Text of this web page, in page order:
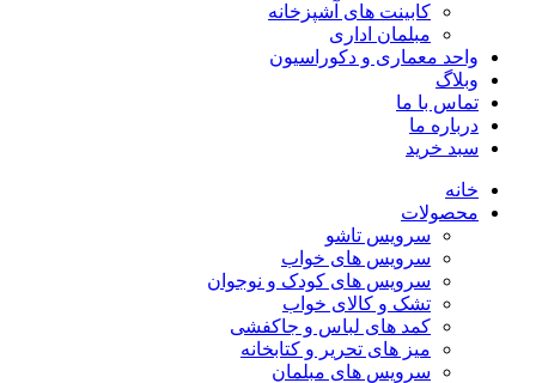
کابینت های آشپزخانه
مبلمان اداری
واحد معماری و دکوراسیون
وبلاگ
تماس با ما
درباره ما
سبد خرید
خانه
محصولات
سرویس تاشو
سرویس های خواب
سرویس های کودک و نوجوان
تشک و کالای خواب
کمد های لباس و جاکفشی
میز های تحریر و کتابخانه
سرویس های مبلمان